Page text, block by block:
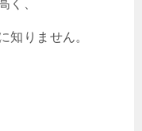
く、
知りません。